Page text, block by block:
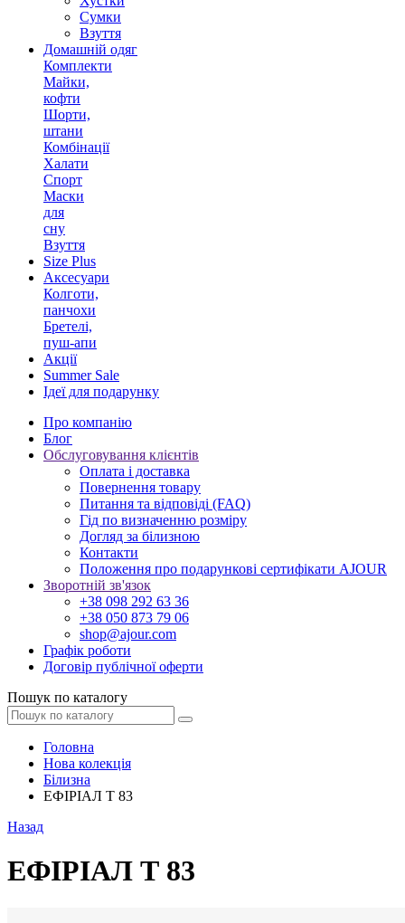
Сумки
Взуття
Домашній одяг
Комплекти
Майки,
кофти
Шорти,
штани
Комбінації
Халати
Спорт
Маски
для
сну
Взуття
Size Plus
Аксесуари
Колготи,
панчохи
Бретелі,
пуш-апи
Акції
Summer Sale
Ідеї для подарунку
Про компанію
Блог
Обслуговування клієнтів
Оплата і доставка
Повернення товару
Питання та відповіді (FAQ)
Гід по визначенню розміру
Догляд за білизною
Контакти
Положення про подарункові сертифікати AJOUR
Зворотній зв'язок
+38 098 292 63 36
+38 050 873 79 06
shop@ajour.com
Графік роботи
Договір публічної оферти
Пошук по каталогу
Головна
Нова колекція
Білизна
ЕФІРІАЛ Т 83
Назад
ЕФІРІАЛ Т 83